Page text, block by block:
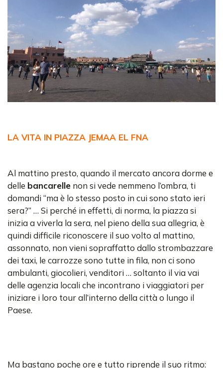
LA VITA IN PIAZZA JEMAA EL FNA
Al mattino presto, quando il mercato ancora dorme e
delle bancarelle non si vede nemmeno l’ombra, ti
domandi “ma è lo stesso posto in cui sono stato ieri
sera?” … Si perché in effetti, di norma, la piazza si
inizia a viverla la sera, nel pieno della sua allegria, è
quindi difficile riconoscere il suo volto al mattino,
assonnato, non vieni sopraffatto dallo strombazzare
dei taxi, le carrozze sono tutte in fila, non ci sono
ambulanti, giocolieri, venditori … soltanto il via vai
delle agenzia locali che incontrano i viaggiatori per
iniziare i loro tour all’interno della città o lungo il
Paese.
Ma bastano poche ore e tutto riprende il suo ritmo: